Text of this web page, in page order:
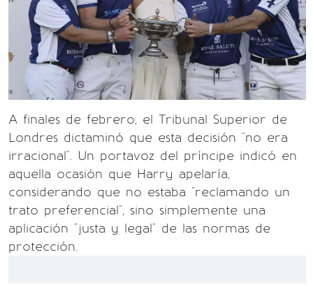
A finales de febrero, el Tribunal Superior de
Londres dictaminó que esta decisión "no era
irracional". Un portavoz del príncipe indicó en
aquella ocasión que Harry apelaría,
considerando que no estaba "reclamando un
trato preferencial", sino simplemente una
aplicación "justa y legal" de las normas de
protección.